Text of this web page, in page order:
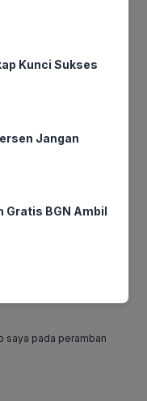
saya pada peramban
Kunci Sukses
Jangan
Gratis BGN Ambil